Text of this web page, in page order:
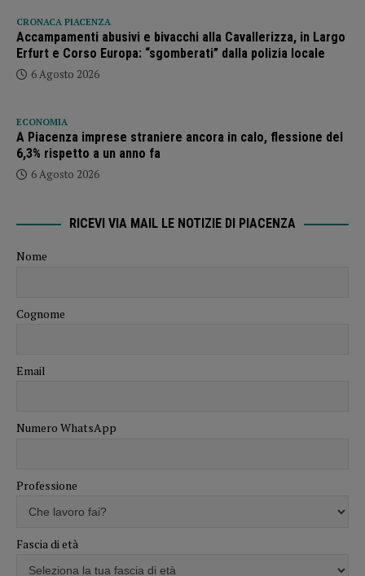
CRONACA PIACENZA
Accampamenti abusivi e bivacchi alla Cavallerizza, in Largo
Erfurt e Corso Europa: “sgomberati” dalla polizia locale
6 Agosto 2026
ECONOMIA
A Piacenza imprese straniere ancora in calo, flessione del
6,3% rispetto a un anno fa
6 Agosto 2026
RICEVI VIA MAIL LE NOTIZIE DI PIACENZA
Nome
Cognome
Email
Numero WhatsApp
Professione
Fascia di età